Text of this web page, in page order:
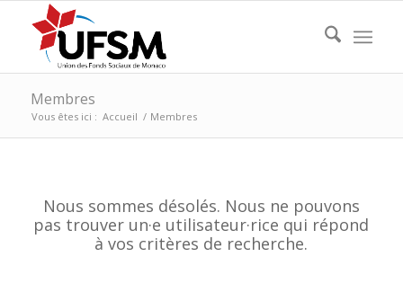
Membres
Vous êtes ici : Accueil / Membres
Nous sommes désolés. Nous ne pouvons
pas trouver un·e utilisateur·rice qui répond
à vos critères de recherche.